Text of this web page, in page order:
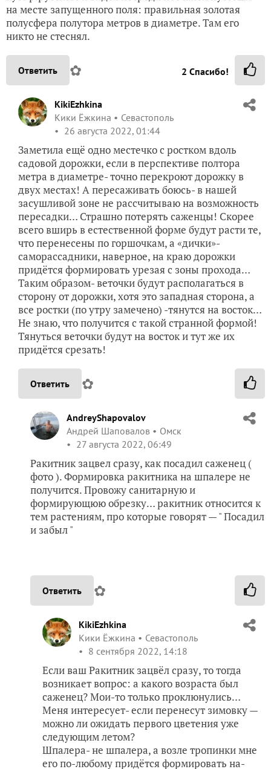
на месте запущенного поля: правильная золотая
полусфера полутора метров в диаметре. Там его
никто не стеснял.
Ответить ✿ 2 Спасибо!
KikiEzhkina
Кики Ёжкина
Севастополь
26 августа 2022, 01:44
Заметила ещё одно местечко с ростком вдоль
садовой дорожки, если в перспективе полтора
метра в диаметре- точно перекроют дорожку в
двух местах! А пересаживать боюсь- в нашей
засушливой зоне не рассчитываю на возможность
пересадки… Страшно потерять саженцы! Скорее
всего вширь в естественной форме будут расти те,
что перенесены по горшочкам, а «дички»-
саморассадники, наверное, на краю дорожки
придётся формировать урезая с зоны прохода…
Таким образом- веточки будут располагаться в
сторону от дорожки, хотя это западная сторона, а
все ростки (по утру замечено) -тянутся на восток…
Не знаю, что получится с такой странной формой!
Тянуться веточки будут на восток и тут же их
придётся срезать!
Ответить ✿
AndreyShapovalov
Андрей Шаповалов
Омск
27 августа 2022, 06:49
Ракитник зацвел сразу, как посадил саженец (
фото ). Формировка ракитника на шпалере не
получится. Провожу санитарную и
формирующюю обрезку… ракитник относится к
тем растениям, про которые говорят — " Посадил
и забыл "